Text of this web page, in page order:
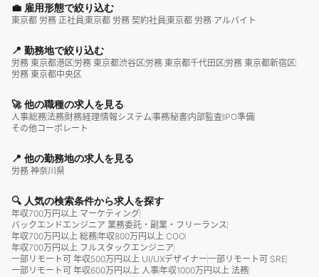
💼 雇用形態で絞り込む
東京都 労務 正社員東京都 労務 契約社員東京都 労務 アルバイト
📍 勤務地で絞り込む
労務 東京都港区労務 東京都渋谷区労務 東京都千代田区労務 東京都新宿区
労務 東京都中央区
🚀 他の職種の求人を見る
人事総務法務財務経理情報システム事務秘書内部監査IPO準備
その他コーポレート
📍 他の勤務地の求人を見る
労務 神奈川県
🔍 人気の検索条件から求人を探す
年収700万円以上 マーケティング
バックエンドエンジニア 業務委託・副業・フリーランス
年収700万円以上 総務年収800万円以上 COO
年収700万円以上 フルスタックエンジニア
一部リモート可 年収500万円以上 UI/UXデザイナー一部リモート可 SRE
一部リモート可 年収600万円以上 人事年収1000万円以上 法務